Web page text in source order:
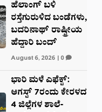
ಹೆಲಾಂಗ್ ಬಳಿ
ರಸ್ತೆಗುರುಳಿದ ಬಂಡೆಗಳು,
ಬದರಿನಾಥ್‌ ರಾಷ್ಟ್ರೀಯ
ಹೆದ್ದಾರಿ ಬಂದ್‌
August 6, 2026| 0
ಭಾರಿ ಮಳೆ ಎಫೆಕ್ಟ್:
ಆಗಸ್ಟ್ 7ರಂದು ಕೇರಳದ
4 ಜಿಲ್ಲೆಗಳ ಶಾಲೆ-